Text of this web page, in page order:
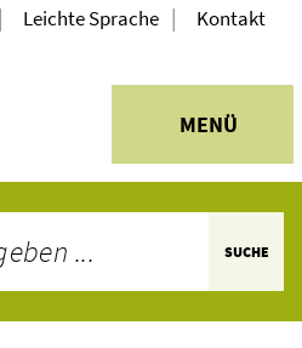
MENÜ
| Leichte Sprache | Kontakt
SUCHE